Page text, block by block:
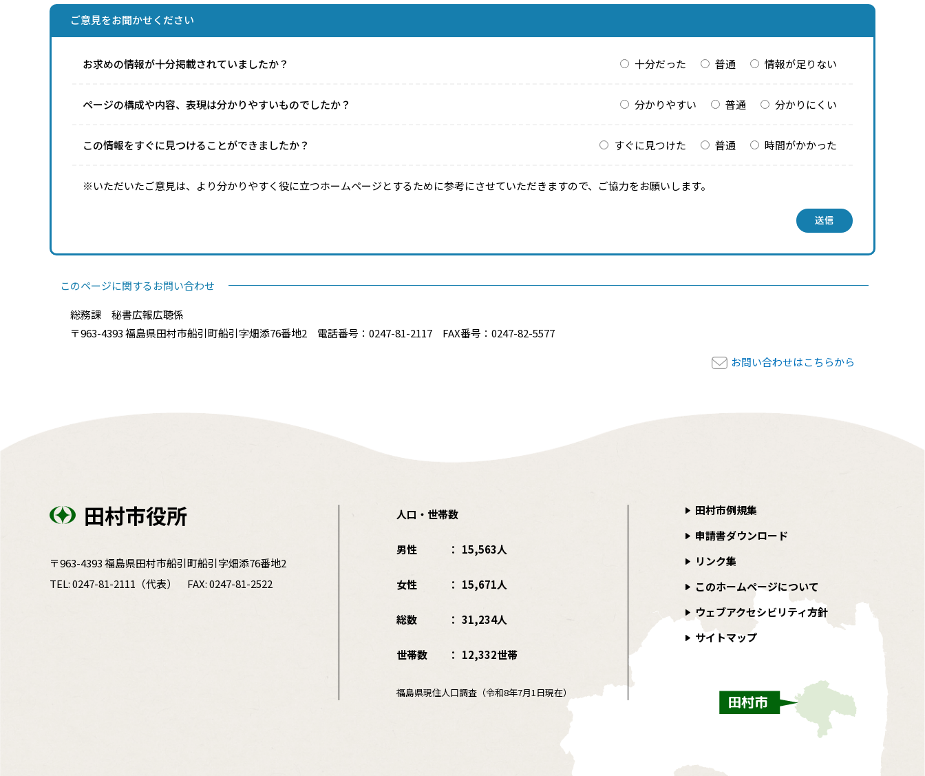
ご意見をお聞かせください
お求めの情報が十分掲載されていましたか？ 十分だった 普通 情報が足りない
ページの構成や内容、表現は分かりやすいものでしたか？ 分かりやすい 普通 分かりにくい
この情報をすぐに見つけることができましたか？ すぐに見つけた 普通 時間がかかった
※いただいたご意見は、より分かりやすく役に立つホームページとするために参考にさせていただきますので、ご協力をお願いします。
送信
このページに関するお問い合わせ
総務課 秘書広報広聴係
〒963-4393 福島県田村市船引町船引字畑添76番地2 電話番号：0247-81-2117 FAX番号：0247-82-5577
お問い合わせはこちらから
田村市役所
〒963-4393 福島県田村市船引町船引字畑添76番地2
TEL:0247-81-2111 （代表） FAX: 0247-81-2522
人口・世帯数
男性 15,563人
女性 15,671人
総数 31,234人
世帯数 12,332世帯
福島県現住人口調査（令和8年7月1日現在）
田村市例規集
申請書ダウンロード
リンク集
このホームページについて
ウェブアクセシビリティ方針
サイトマップ